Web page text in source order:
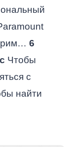
6
Чтобы
с
найти